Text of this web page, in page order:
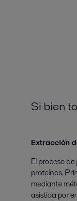
Si bien
Extracción
El proceso
proteínas.
mediante
asistida por